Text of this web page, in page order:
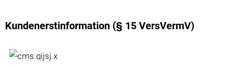
Kundenerstinformation (§ 15 VersVermV)